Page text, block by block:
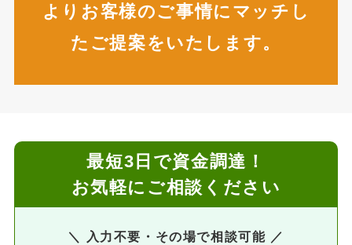
よりお客様のご事情にマッチし
たご提案をいたします。
最短3日で資金調達！
お気軽にご相談ください
＼ 入力不要・その場で相談可能 ／